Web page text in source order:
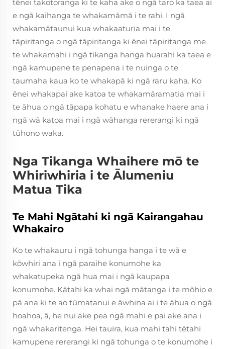
tēnei takotoranga ki te kaha ake o ngā taro ka taea ai
e ngā kaihanga te whakamāmā i te rahi. I ngā
whakamātaunui kua whakaaturia mai i te
tāpiritanga o ngā tāpiritanga ki ēnei tāpiritanga me
te whakamahi i ngā tikanga hanga huarahi ka taea e
ngā kamupene te penapena i te nuinga o te
taumaha kaua ko te whakapā ki ngā raru kaha. Ko
ēnei whakapai ake katoa te whakamāramatia mai i
te āhua o ngā tāpapa kohatu e whanake haere ana i
ngā wā katoa mai i ngā wāhanga rererangi ki ngā
tūhono waka.
Nga Tikanga Whaihere mō te
Whiriwhiria i te Ālumeniu
Matua Tika
Te Mahi Ngātahi ki ngā Kairangahau
Whakairo
Ko te whakauru i ngā tohunga hanga i te wā e
kōwhiri ana i ngā paraihe konumohe ka
whakatupeka ngā hua mai i ngā kaupapa
konumohe. Kātahi ka whai ngā mātanga i te mōhio e
pā ana ki te ao tūmatanui e āwhina ai i te āhua o ngā
hoahoa, ā, he nui ake pea ngā mahi e pai ake ana i
ngā whakaritenga. Hei tauira, kua mahi tahi tētahi
kamupene rererangi ki ngā tohunga o te konumohe i